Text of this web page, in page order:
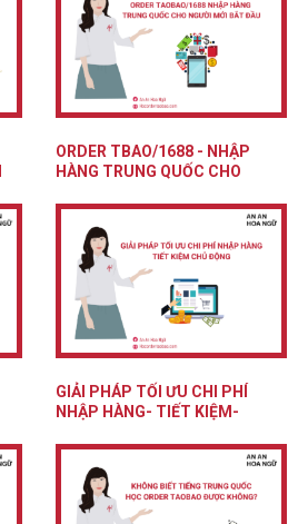
ORDER TBAO/1688 - NHẬP
HÀNG TRUNG QUỐC CHO
GIẢI PHÁP TỐI ƯU CHI PHÍ
NHẬP HÀNG- TIẾT KIỆM-